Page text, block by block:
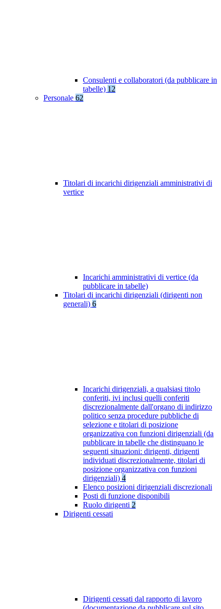
Consulenti e collaboratori (da pubblicare in
tabelle) 12
Personale 62
Titolari di incarichi dirigenziali amministrativi di
vertice
Incarichi amministrativi di vertice (da
pubblicare in tabelle)
Titolari di incarichi dirigenziali (dirigenti non
generali) 6
Incarichi dirigenziali, a qualsiasi titolo
conferiti, ivi inclusi quelli conferiti
discrezionalmente dall'organo di indirizzo
politico senza procedure pubbliche di
selezione e titolari di posizione
organizzativa con funzioni dirigenziali (da
pubblicare in tabelle che distinguano le
seguenti situazioni: dirigenti, dirigenti
individuati discrezionalmente, titolari di
posizione organizzativa con funzioni
dirigenziali) 4
Elenco posizioni dirigenziali discrezionali
Posti di funzione disponibili
Ruolo dirigenti 2
Dirigenti cessati
Dirigenti cessati dal rapporto di lavoro